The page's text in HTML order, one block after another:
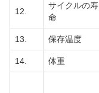
12.
サイクルの寿
命
13. 保存温度
14. 体重